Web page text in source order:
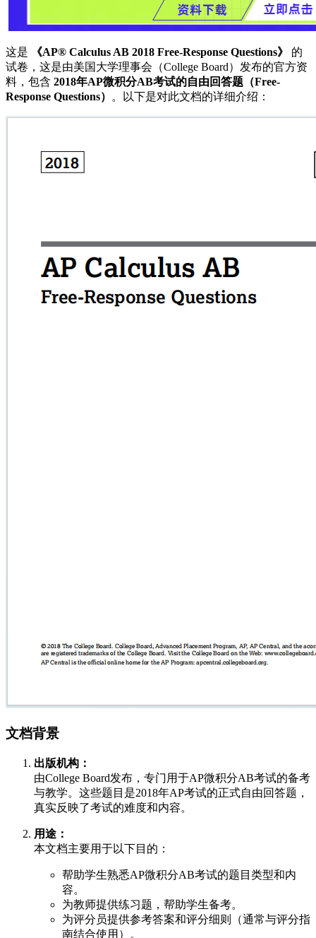
这是 《AP® Calculus AB 2018 Free-Response Questions》
的
试卷，这是由美国大学理事会（College Board）发布的官方资
料，包含 2018年AP微积分AB考试的自由回答题（Free-
Response Questions）
。以下是对此文档的详细介绍：
文档背景
出版机构：
由College Board发布，专门用于AP微积分AB考试的备考
与教学。这些题目是2018年AP考试的正式自由回答题，
真实反映了考试的难度和内容。
用途：
本文档主要用于以下目的：
帮助学生熟悉AP微积分AB考试的题目类型和内
容。
为教师提供练习题，帮助学生备考。
为评分员提供参考答案和评分细则（通常与评分指
南结合使用）。